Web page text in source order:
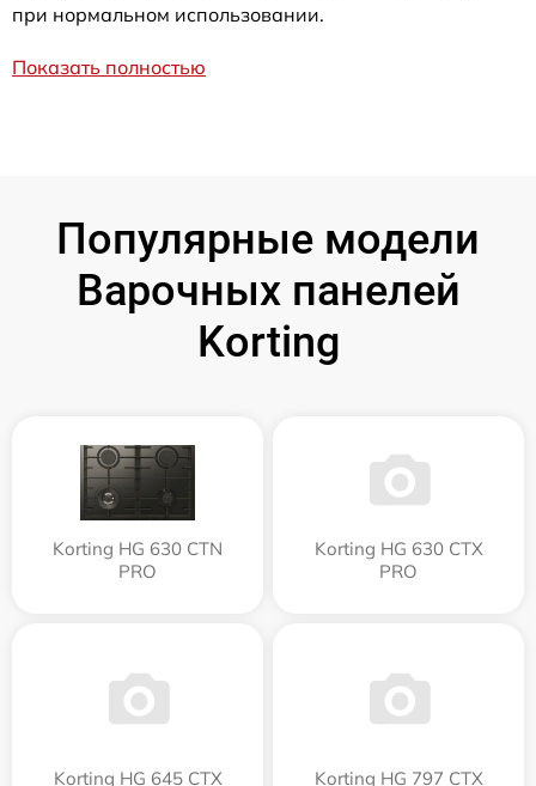
при нормальном использовании.
Показать полностью
Популярные модели
Варочных панелей
Korting
Korting HG 630 CTN
PRO
Korting HG 630 CTX
PRO
Korting HG 645 CTX Korting HG 797 CTX